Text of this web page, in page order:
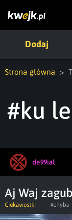
Dodaj
Strona główna
#ku
de99ial
Aj Waj
Ciekawostki #chyba